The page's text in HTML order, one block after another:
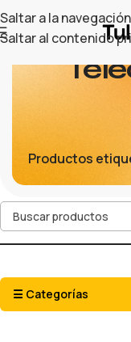
Saltar a la navegación
Saltar al contenido
Productos
☰ Categorías